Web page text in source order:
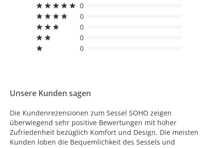
0
0
0
0
0
Unsere Kunden sagen
Die Kundenrezensionen zum Sessel SOHO zeigen
überwiegend sehr positive Bewertungen mit hoher
Zufriedenheit bezüglich Komfort und Design. Die meisten
Kunden loben die Bequemlichkeit des Sessels und